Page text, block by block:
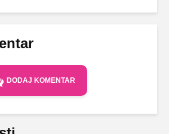
DODAJ KOMENTAR